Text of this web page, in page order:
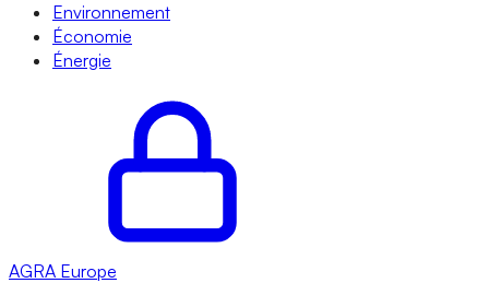
Environnement
Économie
Énergie
AGRA Europe